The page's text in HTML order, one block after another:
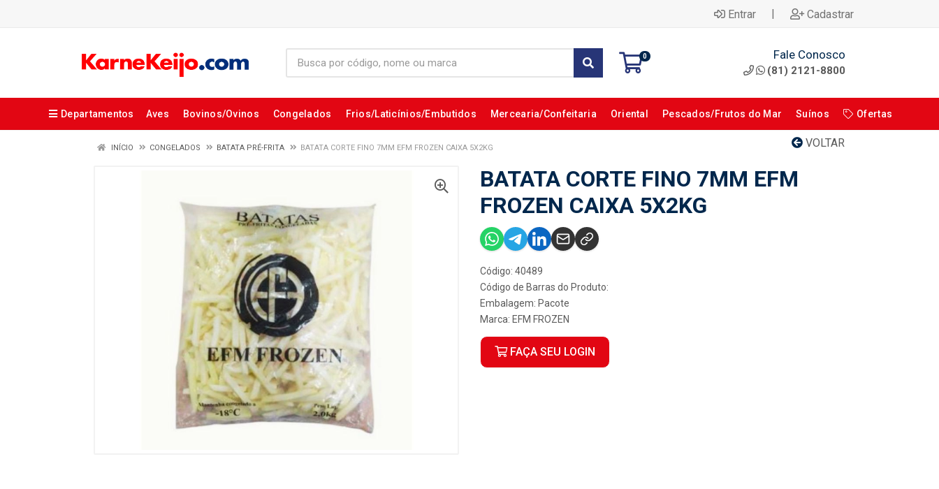
Entrar | Cadastrar
0 Fale Conosco
(81) 2121-8800
Departamentos Aves Bovinos/Ovinos Congelados Frios/Laticínios/Embutidos Mercearia/Confeitaria Oriental Pescados/Frutos do Mar Suínos Ofertas
VOLTAR
INÍCIO CONGELADOS BATATA PRÉ-FRITA BATATA CORTE FINO 7MM EFM FROZEN CAIXA 5X2KG
BATATA CORTE FINO 7MM EFM
FROZEN CAIXA 5X2KG
Código: 40489
Código de Barras do Produto:
Embalagem: Pacote
Marca: EFM FROZEN
FAÇA SEU LOGIN